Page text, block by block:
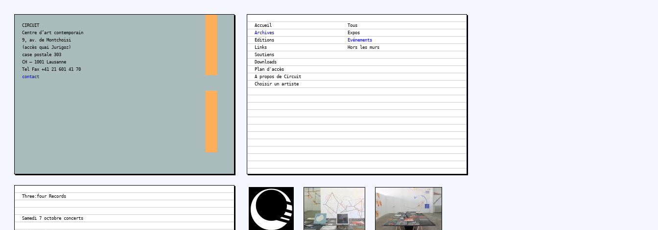
CIRCUIT
Centre d’art contemporain
9, av. de Montchoisi
(accès quai Jurigoz)
case postale 303
CH – 1001 Lausanne
Tel Fax +41 21 601 41 70
contact
Accueil
Archives
Editions
Links
Soutiens
Downloads
Plan d'accès
A propos de Circuit
Tous
Expos
Evénements
Hors les murs
Three:four Records
Samedi 7 octobre concerts